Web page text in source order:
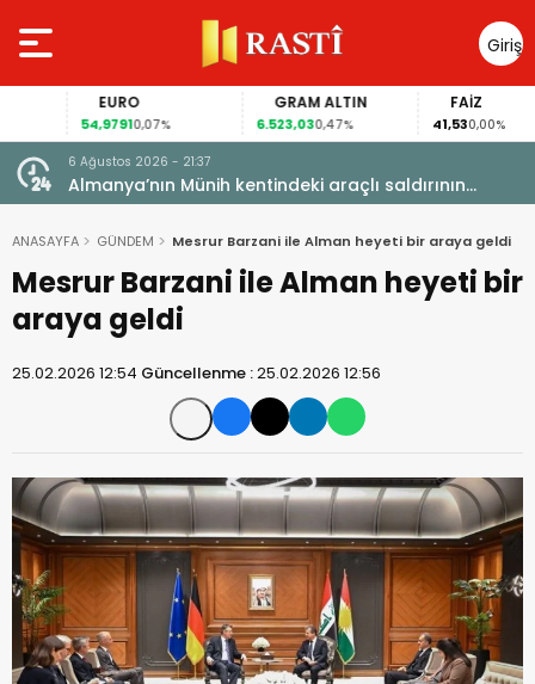
Giriş
Yap
EURO
54,97910,07%
GRAM ALTIN
6.523,030,47%
FAİZ
41,530,00%
FIFA
6 Ağustos 2026 - 21:37
Almanya’nın Münih kentindeki araçlı saldırının
sanığına ömür boyu hapis cezası
ANASAYFA GÜNDEM Mesrur Barzani ile Alman heyeti bir araya geldi
Mesrur Barzani ile Alman heyeti bir
araya geldi
25.02.2026 12:54 Güncellenme :25.02.2026 12:56